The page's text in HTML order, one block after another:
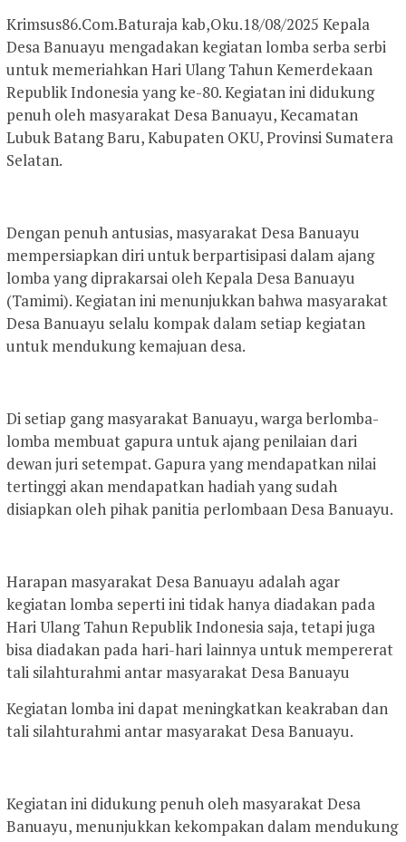
Krimsus86.Com.Baturaja kab,Oku.18/08/2025 Kepala
Desa Banuayu mengadakan kegiatan lomba serba serbi
untuk memeriahkan Hari Ulang Tahun Kemerdekaan
Republik Indonesia yang ke-80. Kegiatan ini didukung
penuh oleh masyarakat Desa Banuayu, Kecamatan
Lubuk Batang Baru, Kabupaten OKU, Provinsi Sumatera
Selatan.
Dengan penuh antusias, masyarakat Desa Banuayu
mempersiapkan diri untuk berpartisipasi dalam ajang
lomba yang diprakarsai oleh Kepala Desa Banuayu
(Tamimi). Kegiatan ini menunjukkan bahwa masyarakat
Desa Banuayu selalu kompak dalam setiap kegiatan
untuk mendukung kemajuan desa.
Di setiap gang masyarakat Banuayu, warga berlomba-
lomba membuat gapura untuk ajang penilaian dari
dewan juri setempat. Gapura yang mendapatkan nilai
tertinggi akan mendapatkan hadiah yang sudah
disiapkan oleh pihak panitia perlombaan Desa Banuayu.
Harapan masyarakat Desa Banuayu adalah agar
kegiatan lomba seperti ini tidak hanya diadakan pada
Hari Ulang Tahun Republik Indonesia saja, tetapi juga
bisa diadakan pada hari-hari lainnya untuk mempererat
tali silahturahmi antar masyarakat Desa Banuayu
Kegiatan lomba ini dapat meningkatkan keakraban dan
tali silahturahmi antar masyarakat Desa Banuayu.
Kegiatan ini didukung penuh oleh masyarakat Desa
Banuayu, menunjukkan kekompakan dalam mendukung